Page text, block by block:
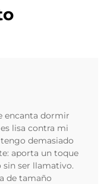
encanta dormir
lisa contra mi
demasiado
aporta un toque
ser llamativo.
de tamaño